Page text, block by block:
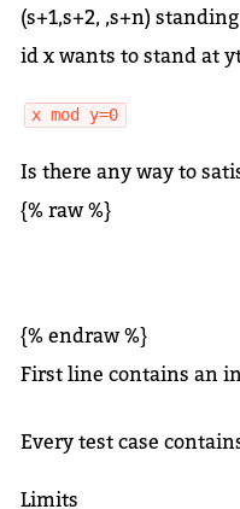
(s+1,s+2, ,s+n)
id x wants to stand at
x mod y=0
Is there any way to
{% raw %}
{% endraw %}
First line contains an
Every test case
Limits